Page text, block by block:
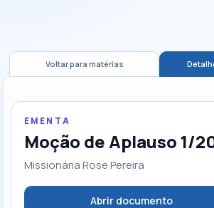
Voltar para matérias
EMENTA
Moção de Aplauso 1/
Missionária Rose Pereira
Abrir documento